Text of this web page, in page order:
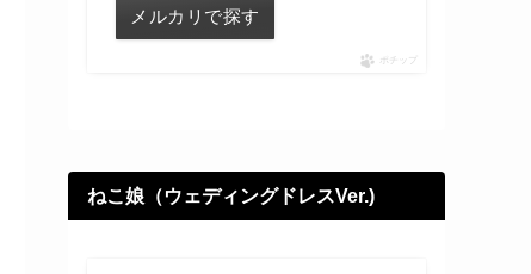
メルカリで探す
ポチップ
ねこ娘（ウェディングドレスVer.)